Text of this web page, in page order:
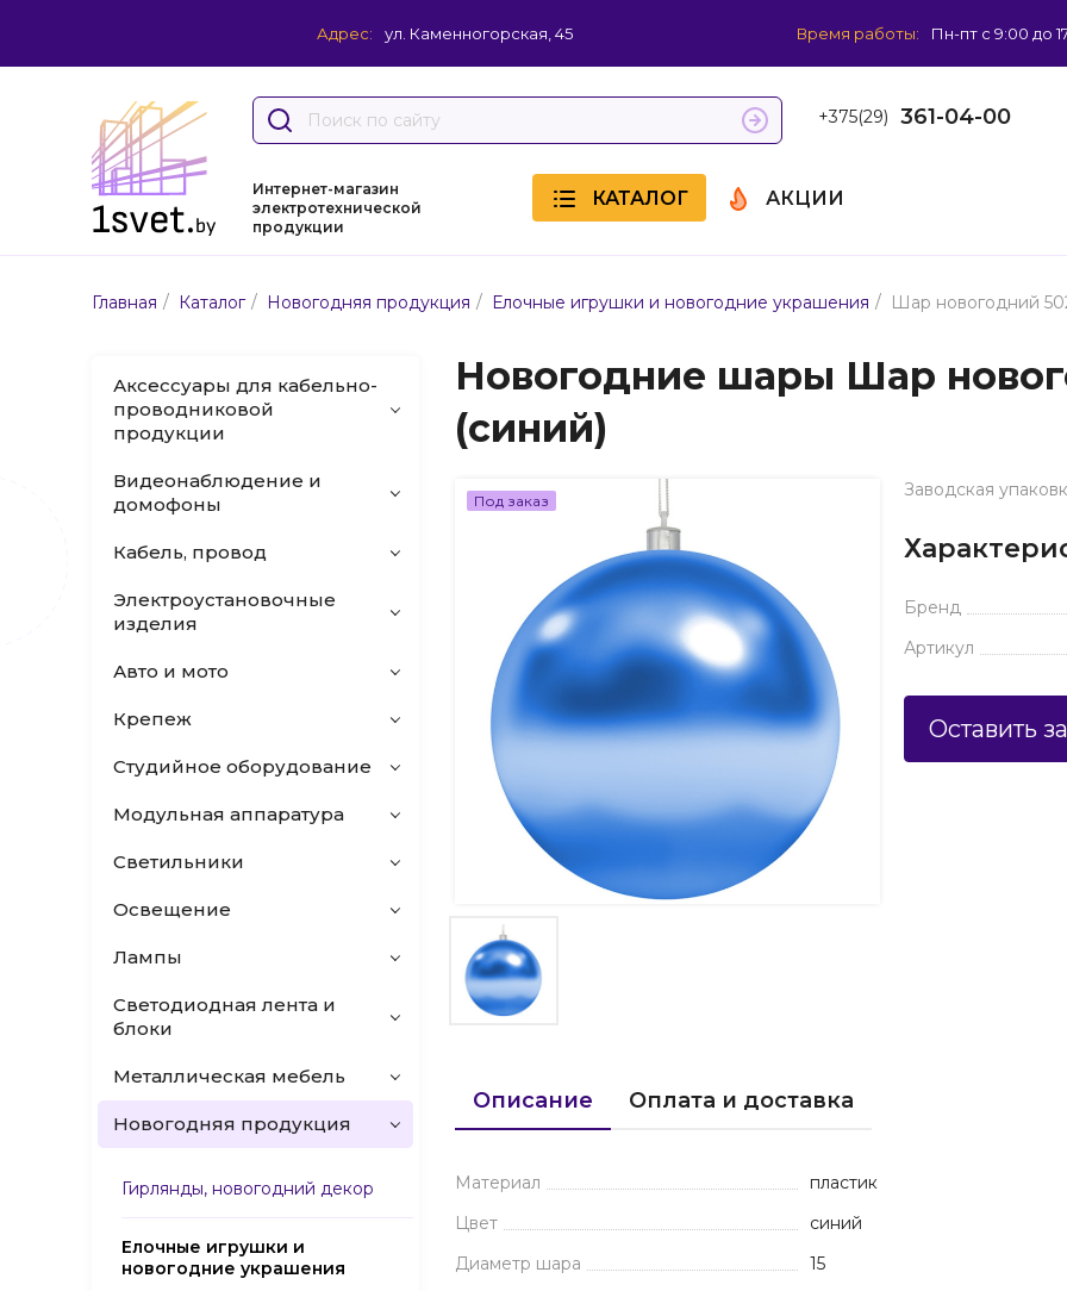
Адрес: ул. Каменногорская, 45 Время работы: Пн-пт с 9:00 до
+375(29) 361-04-00
Интернет-магазин
электротехнической
продукции
КАТАЛОГ АКЦИИ
Главная / Каталог / Новогодняя продукция / Елочные игрушки и новогодние украшения / Шар новогодний
Аксессуары для кабельно-
проводниковой
продукции
Видеонаблюдение и
домофоны
Кабель, провод
Электроустановочные
изделия
Авто и мото
Крепеж
Студийное оборудование
Модульная аппаратура
Светильники
Освещение
Лампы
Светодиодная лента и
блоки
Металлическая мебель
Новогодняя продукция
Гирлянды, новогодний декор
Елочные игрушки и
новогодние украшения
Новогодние шары Шар
(синий)
Под заказ
Заводская
Бренд
Артикул
Оставить
Описание Оплата и доставка
Материал
пластик
Цвет
синий
Диаметр шара
15